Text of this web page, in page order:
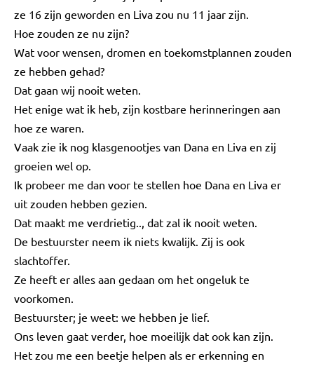
ze 16 zijn geworden en Liva zou nu 11 jaar zijn.
Hoe zouden ze nu zijn?
Wat voor wensen, dromen en toekomstplannen zouden
ze hebben gehad?
Dat gaan wij nooit weten.
Het enige wat ik heb, zijn kostbare herinneringen aan
hoe ze waren.
Vaak zie ik nog klasgenootjes van Dana en Liva en zij
groeien wel op.
Ik probeer me dan voor te stellen hoe Dana en Liva er
uit zouden hebben gezien.
Dat maakt me verdrietig.., dat zal ik nooit weten.
De bestuurster neem ik niets kwalijk. Zij is ook
slachtoffer.
Ze heeft er alles aan gedaan om het ongeluk te
voorkomen.
Bestuurster; je weet: we hebben je lief.
Ons leven gaat verder, hoe moeilijk dat ook kan zijn.
Het zou me een beetje helpen als er erkenning en